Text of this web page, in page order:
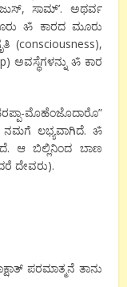
ಸಾಮ್’. ಅಥರ್ವ
ॐ ಕಾರದ ಮೂರು
(consciousness),
ಅವಸ್ಥೆಗಳನ್ನು ॐ ಕಾರ
ಮೊಹೆಂಜೊದಾರೊ”
ನಮಗೆ ಲಭ್ಯವಾಗಿದೆ. ॐ
ಆ ಬಿಲ್ಲಿನಿಂದ ಬಾಣ
ದೇವರು).
ಪರಮಾತ್ಮನೆ ತಾನು